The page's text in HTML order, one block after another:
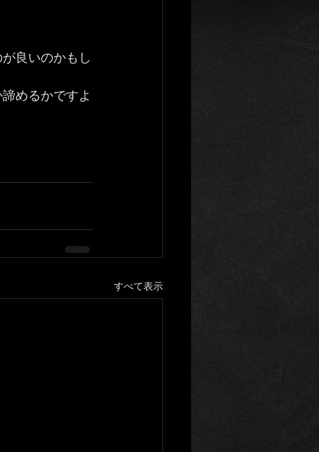
良いのかもし
めるかですよ
すべて表示